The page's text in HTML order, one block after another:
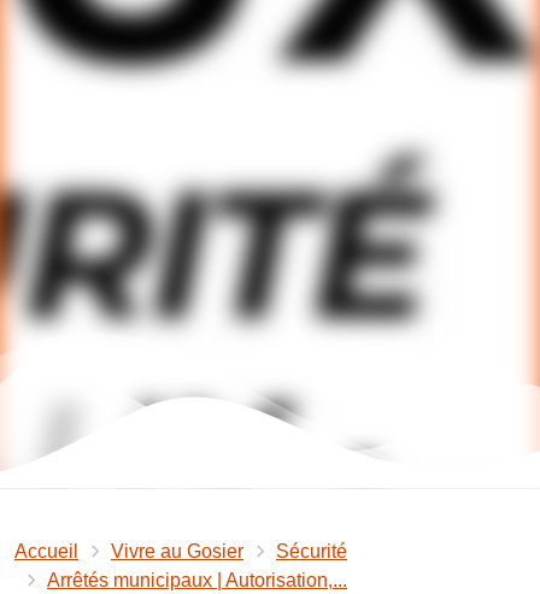
Accueil Vivre au Gosier
Sécurité
Arrêtés municipaux | Autorisation,...